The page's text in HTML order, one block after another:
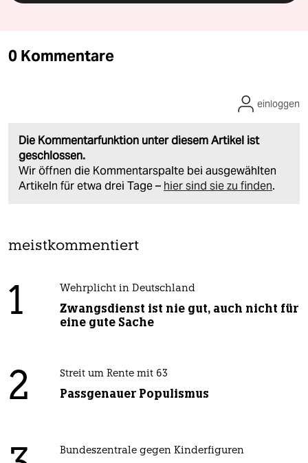
0 Kommentare
Die Kommentarfunktion unter diesem Artikel ist
geschlossen.
Wir öffnen die Kommentarspalte bei ausgewählten
Artikeln für etwa drei Tage – hier sind sie zu finden.
einloggen
meistkommentiert
1 Wehrplicht in Deutschland
Zwangsdienst ist nie gut, auch nicht für
eine gute Sache
2 Streit um Rente mit 63
Passgenauer Populismus
Bundeszentrale gegen Kinderfiguren